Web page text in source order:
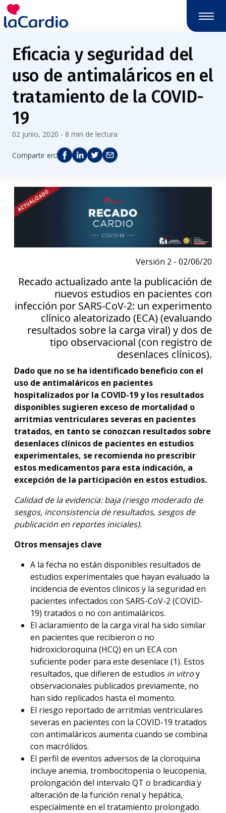
Nota:
este
sitio
incluye
sistema
accesibilidad.
Eficacia y seguridad del
uso de antimaláricos en el
tratamiento de la COVID-
19
02 junio, 2020 - 8 min de lectura
Compartir en:
Versión 2 - 02/06/20
Recado actualizado ante la publicación de
nuevos estudios en pacientes con
infección por SARS-CoV-2: un experimento
clínico aleatorizado (ECA) (evaluando
resultados sobre la carga viral) y dos de
tipo observacional (con registro de
desenlaces clínicos).
Dado que no se ha identificado beneficio con el
uso de antimaláricos en pacientes
hospitalizados por la COVID-19 y los resultados
disponibles sugieren exceso de mortalidad o
arritmias ventriculares severas en pacientes
tratados, en tanto se conozcan resultados sobre
desenlaces clínicos de pacientes en estudios
experimentales, se recomienda no prescribir
estos medicamentos para esta indicación, a
excepción de la participación en estos estudios.
Calidad de la evidencia: baja (riesgo moderado de
sesgos, inconsistencia de resultados, sesgos de
publicación en reportes iniciales).
Otros mensajes clave
A la fecha no están disponibles resultados de
estudios experimentales que hayan evaluado la
incidencia de eventos clínicos y la seguridad en
pacientes infectados con SARS-CoV-2 (COVID-
19) tratados o no con antimaláricos.
El aclaramiento de la carga viral ha sido similar
en pacientes que recibieron o no
hidroxicloroquina (HCQ) en un ECA con
suficiente poder para este desenlace (1). Estos
resultados, que difieren de estudios in vitroy
observacionales publicados previamente, no
han sido replicados hasta el momento.
El riesgo reportado de arritmias ventriculares
severas en pacientes con la COVID-19 tratados
con antimaláricos aumenta cuando se combina
con macrólidos.
El perfil de eventos adversos de la cloroquina
incluye anemia, trombocitopenia o leucopenia,
prolongación del intervalo QT o bradicardia y
alteración de la función renal y hepática,
especialmente en el tratamiento prolongado.